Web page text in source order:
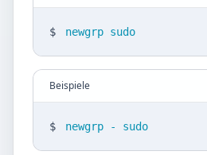
$ newgrp sudo
Beispiele
$ newgrp - sudo